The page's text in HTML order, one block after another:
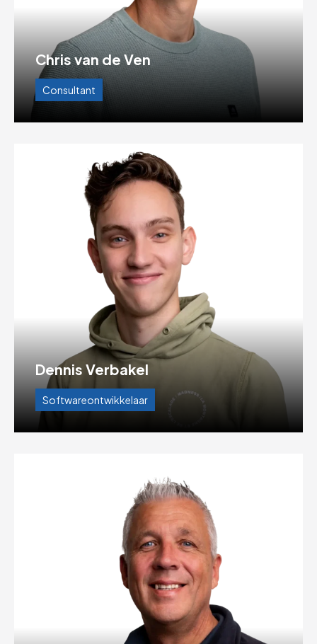
Chris van de Ven
Consultant
Dennis Verbakel
Softwareontwikkelaar